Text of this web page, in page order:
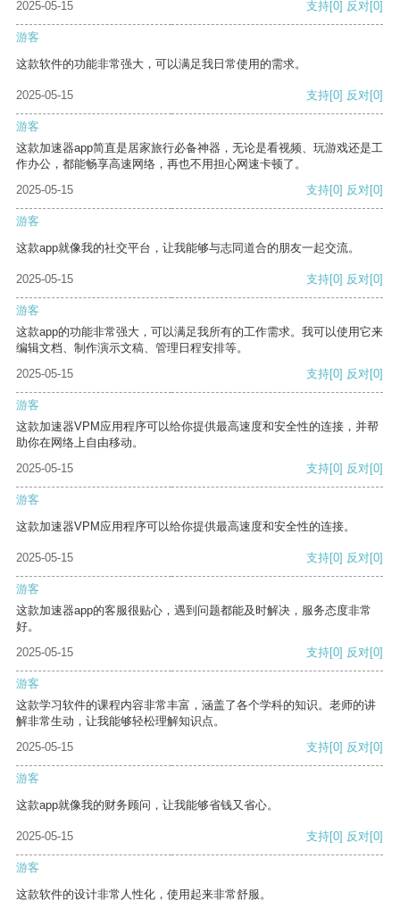
2025-05-15 支持[0] 反对[0]
游客
这款软件的功能非常强大，可以满足我日常使用的需求。
2025-05-15 支持[0] 反对[0]
游客
这款加速器app简直是居家旅行必备神器，无论是看视频、玩游戏还是工
作办公，都能畅享高速网络，再也不用担心网速卡顿了。
2025-05-15
支持[0] 反对[0]
游客
这款app就像我的社交平台，让我能够与志同道合的朋友一起交流。
2025-05-15 支持[0] 反对[0]
游客
这款app的功能非常强大，可以满足我所有的工作需求。我可以使用它来
编辑文档、制作演示文稿、管理日程安排等。
2025-05-15
支持[0] 反对[0]
游客
这款加速器VPM应用程序可以给你提供最高速度和安全性的连接，并帮
助你在网络上自由移动。
2025-05-15
支持[0] 反对[0]
游客
这款加速器VPM应用程序可以给你提供最高速度和安全性的连接。
2025-05-15 支持[0] 反对[0]
游客
这款加速器app的客服很贴心，遇到问题都能及时解决，服务态度非常
好。
2025-05-15
支持[0] 反对[0]
游客
这款学习软件的课程内容非常丰富，涵盖了各个学科的知识。老师的讲
解非常生动，让我能够轻松理解知识点。
2025-05-15
支持[0] 反对[0]
游客
这款app就像我的财务顾问，让我能够省钱又省心。
2025-05-15 支持[0] 反对[0]
游客
这款软件的设计非常人性化，使用起来非常舒服。